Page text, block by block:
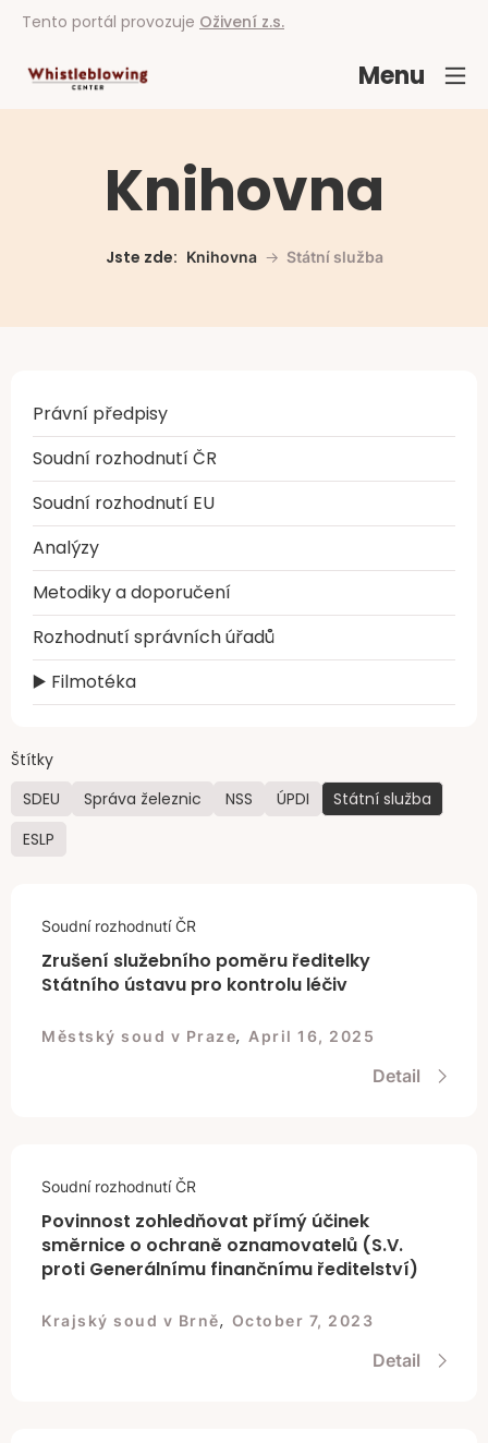
Tento portál provozuje Oživení z.s.
Menu
Knihovna
Jste zde: Knihovna Státní služba
Právní předpisy
Soudní rozhodnutí ČR
Soudní rozhodnutí EU
Analýzy
Metodiky a doporučení
Rozhodnutí správních úřadů
▶️ Filmotéka
Štítky
SDEU
Správa železnic NSS ÚPDI
Státní služba
ESLP
Soudní rozhodnutí ČR
Zrušení služebního poměru ředitelky
Státního ústavu pro kontrolu léčiv
Městský soud v Praze, April 16, 2025
Detail
Soudní rozhodnutí ČR
Povinnost zohledňovat přímý účinek
směrnice o ochraně oznamovatelů (S.V.
proti Generálnímu finančnímu ředitelství)
Krajský soud v Brně, October 7, 2023
Detail